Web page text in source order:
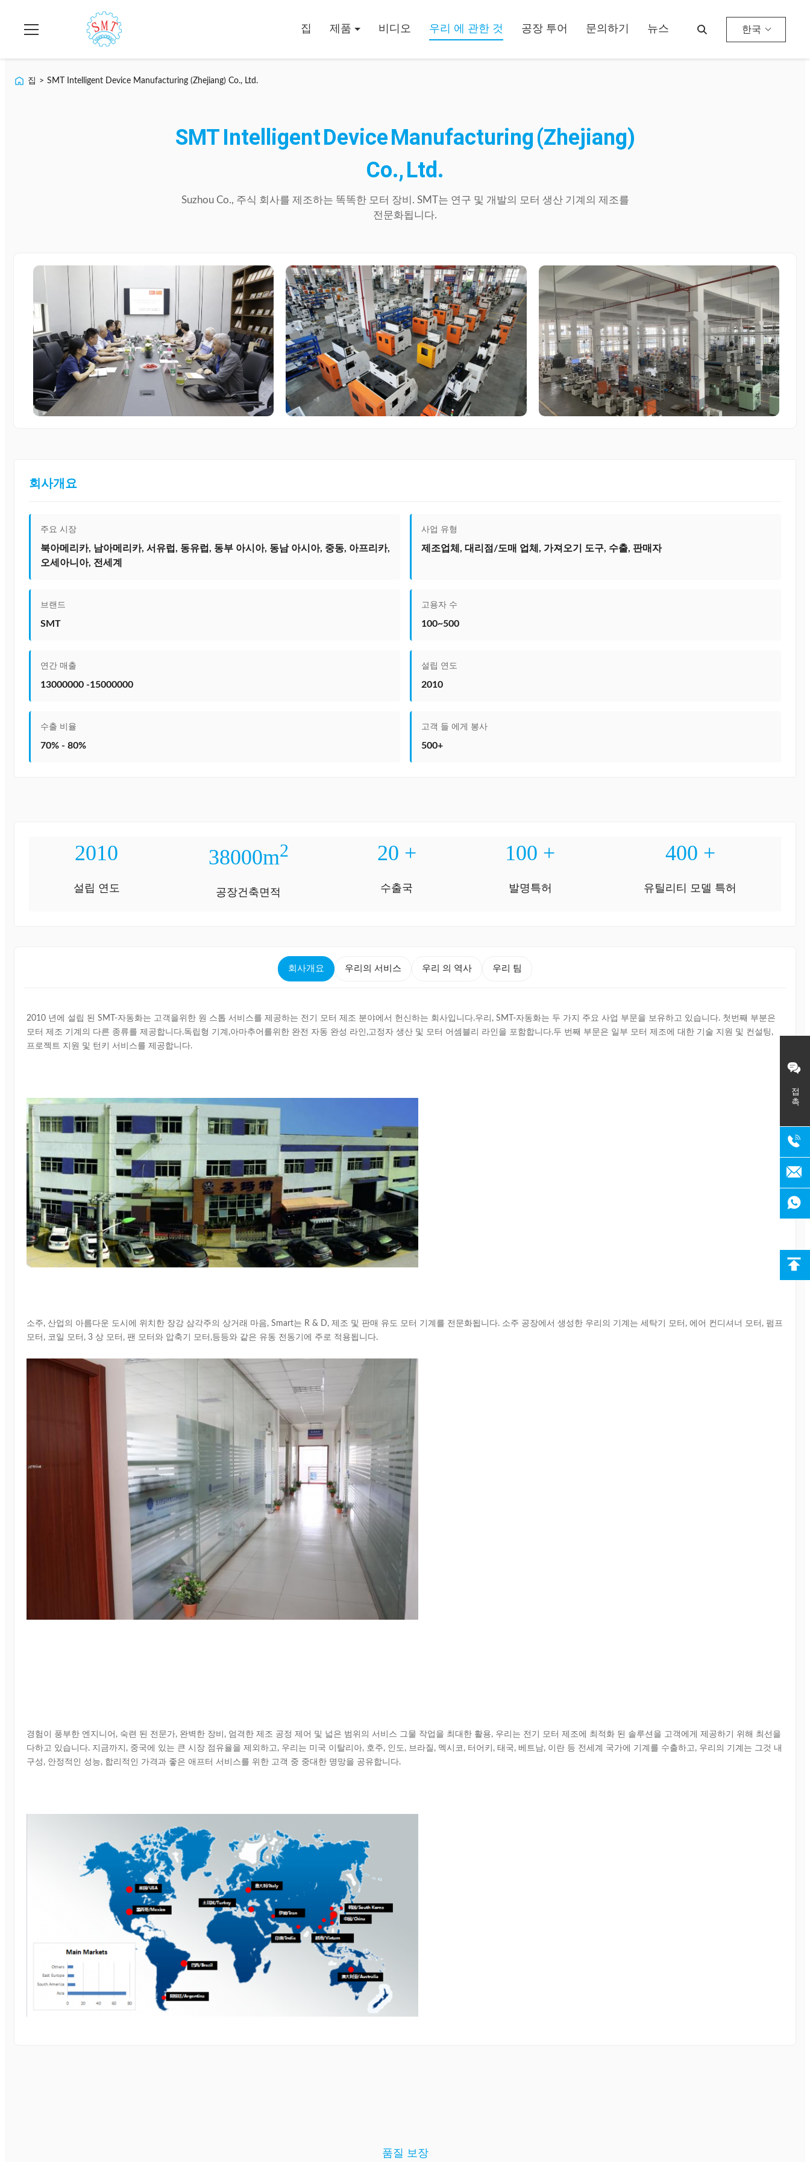
접촉
집 제품 비디오 우리 에 관한 것 공장 투어 문의하기 뉴스 한국
집 > SMT Intelligent Device Manufacturing (Zhejiang) Co., Ltd.
SMTIntelligentDeviceManufacturing(Zhejiang)
Co.,Ltd.
Suzhou Co., 주식 회사를 제조하는 똑똑한 모터 장비. SMT는 연구 및 개발의 모터 생산 기계의 제조를
전문화됩니다.
회사개요
주요 시장
북아메리카, 남아메리카, 서유럽, 동유럽, 동부 아시아, 동남 아시아, 중동, 아프리카,
오세아니아, 전세계
사업 유형
제조업체, 대리점/도매 업체, 가져오기 도구, 수출, 판매자
브랜드
SMT
고용자 수
100~500
연간 매출
13000000 -15000000
설립 연도
2010
수출 비율
70% - 80%
고객 들 에게 봉사
500+
2010
설립 연도
38000m2
공장건축면적
20 +
수출국
100 +
발명특허
400 +
유틸리티 모델 특허
회사개요 우리의 서비스 우리 의 역사 우리 팀
2010 년에 설립 된 SMT-자동화는 고객을위한 원 스톱 서비스를 제공하는 전기 모터 제조 분야에서 헌신하는 회사입니다.우리, SMT-자동화는 두 가지 주요 사업 부문을 보유하고 있습니다. 첫번째 부분은
모터 제조 기계의 다른 종류를 제공합니다.독립형 기계,아마추어를위한 완전 자동 완성 라인,고정자 생산 및 모터 어셈블리 라인을 포함합니다.두 번째 부문은 일부 모터 제조에 대한 기술 지원 및 컨설팅,
프로젝트 지원 및 턴키 서비스를 제공합니다.
소주, 산업의 아름다운 도시에 위치한 장강 삼각주의 상거래 마음, Smart는 R & D, 제조 및 판매 유도 모터 기계를 전문화됩니다. 소주 공장에서 생성한 우리의 기계는 세탁기 모터, 에어 컨디셔너 모터, 펌프
모터, 코일 모터, 3 상 모터, 팬 모터와 압축기 모터,등등와 같은 유동 전동기에 주로 적용됩니다.
경험이 풍부한 엔지니어, 숙련 된 전문가, 완벽한 장비, 엄격한 제조 공정 제어 및 넓은 범위의 서비스 그물 작업을 최대한 활용, 우리는 전기 모터 제조에 최적화 된 솔루션을 고객에게 제공하기 위해 최선을
다하고 있습니다. 지금까지, 중국에 있는 큰 시장 점유율을 제외하고, 우리는 미국 이탈리아, 호주, 인도, 브라질, 멕시코, 터어키, 태국, 베트남, 이란 등 전세계 국가에 기계를 수출하고, 우리의 기계는 그것 내
구성, 안정적인 성능, 합리적인 가격과 좋은 애프터 서비스를 위한 고객 중 중대한 명망을 공유합니다.
품질 보장